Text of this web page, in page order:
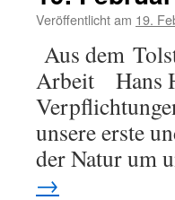
Veröffentlicht am 19.
Aus dem
Arbeit Hans
unsere erste
der Natur um
→